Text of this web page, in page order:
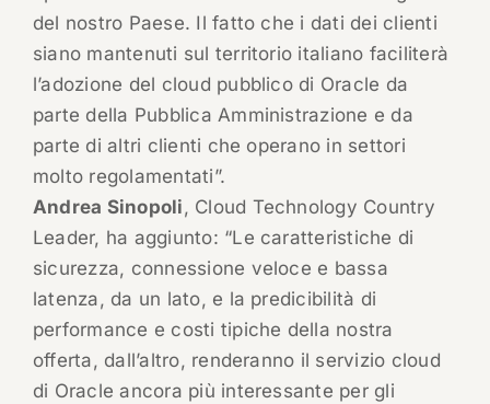
del nostro Paese. Il fatto che i dati dei clienti
siano mantenuti sul territorio italiano faciliterà
l’adozione del cloud pubblico di Oracle da
parte della Pubblica Amministrazione e da
parte di altri clienti che operano in settori
molto regolamentati”.
Andrea Sinopoli, Cloud Technology Country
Leader, ha aggiunto: “Le caratteristiche di
sicurezza, connessione veloce e bassa
latenza, da un lato, e la predicibilità di
performance e costi tipiche della nostra
offerta, dall’altro, renderanno il servizio cloud
di Oracle ancora più interessante per gli